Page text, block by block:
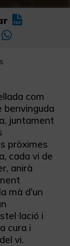
com
benvinguda
juntament
pròximes
cada vi de
anirà
mà d'un
i
cura i
vi.